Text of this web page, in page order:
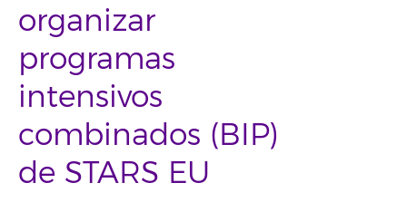
organizar
programas
intensivos
combinados (BIP)
de STARS EU